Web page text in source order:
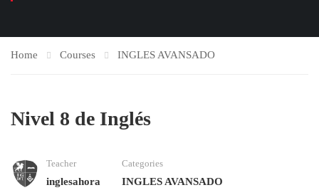
Home Courses INGLES AVANSADO
Nivel 8 de Inglés
Teacher
inglesahora
Categories
INGLES AVANSADO